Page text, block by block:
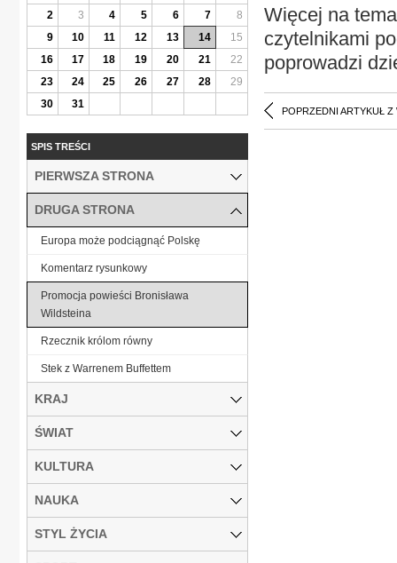
Więcej na
czytelnikami
poprowadzi
POPRZEDNI ARTYKUŁ Z
2
3 4 5 6 7
8
9
10 11 12 13 14
15
16
17 18 19 20 21
22
23
24 25 26 27 28
29
30
31
SPIS TREŚCI
PIERWSZA STRONA
DRUGA STRONA
Europa może podciągnąć Polskę
Komentarz rysunkowy
Promocja powieści Bronisława
Wildsteina
Rzecznik królom równy
Stek z Warrenem Buffettem
KRAJ
ŚWIAT
KULTURA
NAUKA
STYL ŻYCIA